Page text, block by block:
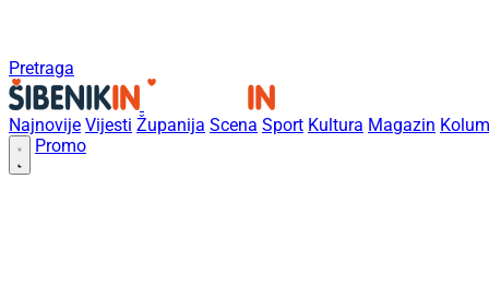
Pretraga
Najnovije Vijesti Županija Scena Sport Kultura Magazin
Promo